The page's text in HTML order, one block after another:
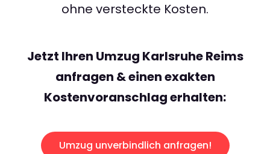
ohne versteckte Kosten.
Jetzt Ihren Umzug Karlsruhe Reims
anfragen & einen exakten
Kostenvoranschlag erhalten:
Umzug unverbindlich anfragen!